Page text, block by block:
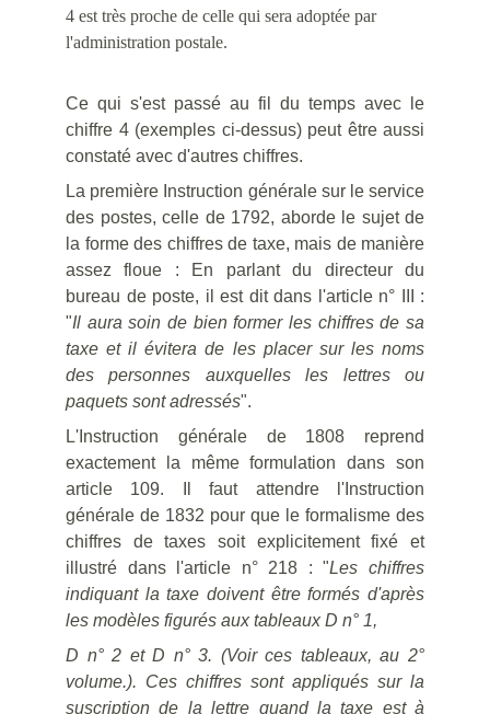
Ce qui s'est passé au fil du temps avec le
chiffre 4 (exemples ci-dessus) peut être aussi
constaté avec d'autres chiffres.
La première Instruction générale sur le service
des postes, celle de 1792, aborde le sujet de
la forme des chiffres de taxe, mais de manière
assez floue : En parlant du directeur du
bureau de poste, il est dit dans l'article n° III :
"Il aura soin de bien former les chiffres de sa
taxe et il évitera de les placer sur les noms
des personnes auxquelles les lettres ou
paquets sont adressés".
L'Instruction générale de 1808 reprend
exactement la même formulation dans son
article 109. Il faut attendre l'Instruction
générale de 1832 pour que le formalisme des
chiffres de taxes soit explicitement fixé et
illustré dans l'article n° 218 : "Les chiffres
indiquant la taxe doivent être formés d'après
les modèles figurés aux tableaux D n° 1,
D n° 2 et D n° 3. (Voir ces tableaux, au 2°
volume.). Ces chiffres sont appliqués sur la
suscription de la lettre quand la taxe est à
4 est très proche de celle qui sera adoptée par
l'administration postale.